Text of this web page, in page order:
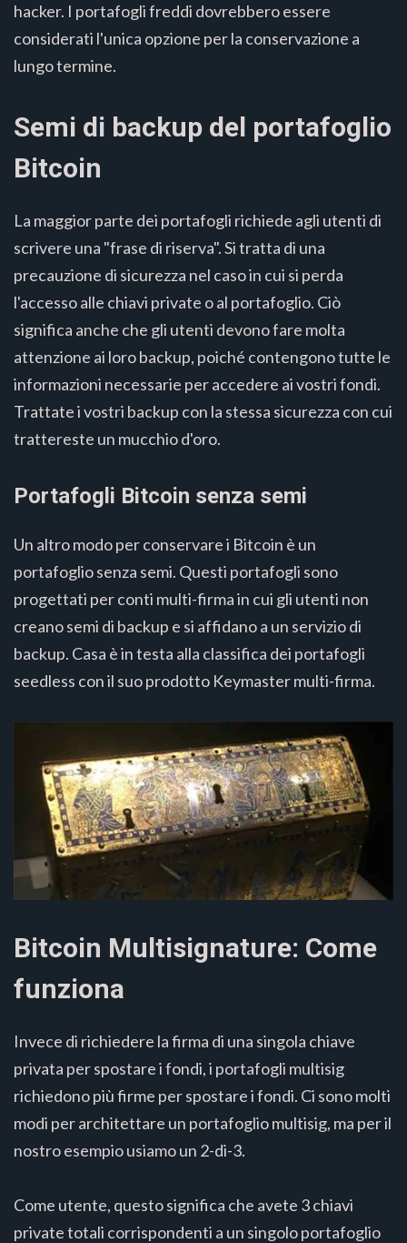
hacker. I portafogli freddi dovrebbero essere
considerati l'unica opzione per la conservazione a
lungo termine.
Semi di backup del portafoglio
Bitcoin
La maggior parte dei portafogli richiede agli utenti di
scrivere una "frase di riserva". Si tratta di una
precauzione di sicurezza nel caso in cui si perda
l'accesso alle chiavi private o al portafoglio. Ciò
significa anche che gli utenti devono fare molta
attenzione ai loro backup, poiché contengono tutte le
informazioni necessarie per accedere ai vostri fondi.
Trattate i vostri backup con la stessa sicurezza con cui
trattereste un mucchio d'oro.
Portafogli Bitcoin senza semi
Un altro modo per conservare i Bitcoin è un
portafoglio senza semi. Questi portafogli sono
progettati per conti multi-firma in cui gli utenti non
creano semi di backup e si affidano a un servizio di
backup. Casa è in testa alla classifica dei portafogli
seedless con il suo prodotto Keymaster multi-firma.
Bitcoin Multisignature: Come
funziona
Invece di richiedere la firma di una singola chiave
privata per spostare i fondi, i portafogli multisig
richiedono più firme per spostare i fondi. Ci sono molti
modi per architettare un portafoglio multisig, ma per il
nostro esempio usiamo un 2-di-3.
Come utente, questo significa che avete 3 chiavi
private totali corrispondenti a un singolo portafoglio